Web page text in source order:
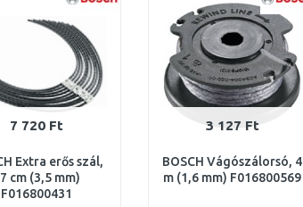
7 720 Ft
Extra erős szál,
cm (3,5 mm)
F016800431
3 127 Ft
BOSCH Vágószálorsó, 4
m (1,6 mm) F016800569